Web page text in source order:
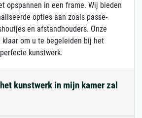
opspannen in een frame. Wij bieden
opties aan zoals passe-
en afstandhouders. Onze
om u te begeleiden bij het
kunstwerk.
kunstwerk in mijn kamer zal